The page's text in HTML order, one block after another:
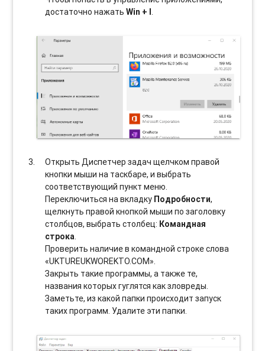
достаточно нажатьWin + I.
Открыть Диспетчер задач щелчком правой
кнопки мыши на таскбаре, и выбрать
соотвeтствующий пункт меню.
Переключиться на вкладку Подробности,
щелкнуть правой кнопкой мыши по заголовку
столбцов, выбрать столбец: Командная
строка.
Проверить наличие в командной строке слова
«UKTUREUKWOREKTO.COM».
Закрыть такие программы, а также те,
названия которых гуглятся как зловреды.
Заметьте, из какой папки происходит запуск
таких программ. Удалите эти папки.